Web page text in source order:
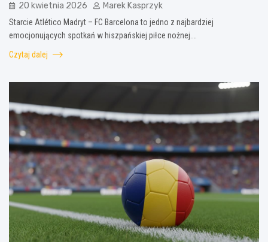
20 kwietnia 2026 Marek Kasprzyk
Starcie Atlético Madryt – FC Barcelona to jedno z najbardziej
emocjonujących spotkań w hiszpańskiej piłce nożnej.…
Czytaj dalej